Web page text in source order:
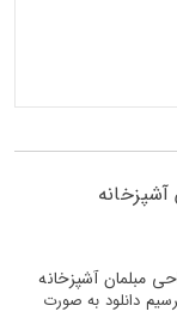
دانلود به صورت